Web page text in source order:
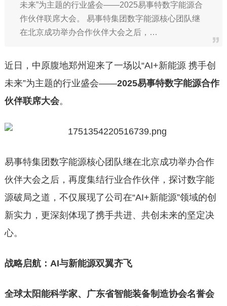
未来”为主题的行业盛会——2025易事特数字能源合
作伙伴联席大会。 易事特集团数字能源核心团队继
在北京成功举办合作伙伴大会之后，…
近日，中原腹地郑州迎来了一场以“AI+新能源 携手创
未来”为主题的行业盛会——2025易事特数字能源合作
伙伴联席大会。
易事特集团数字能源核心团队继在北京成功举办合作
伙伴大会之后，再度集结行业合作伙伴，探讨数字能
源破局之道，不仅展现了公司在“AI+新能源”领域的创
新实力，更深刻体现了携手共进、共创未来的坚定决
心。
战略启航：AI与新能源双翼齐飞
全球太阳能科学家、广东省智能装备制造协会名誉会